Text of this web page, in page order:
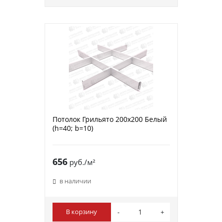
Потолок Грильято 200х200 Белый
(h=40; b=10)
656руб./м²
в наличии
В корзину